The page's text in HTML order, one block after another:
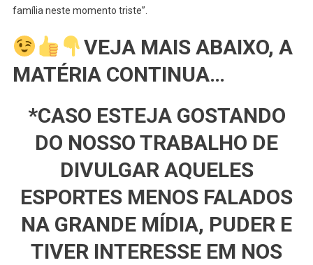
família neste momento triste”.
VEJA MAIS ABAIXO, A
MATÉRIA CONTINUA…
*CASO ESTEJA GOSTANDO
DO NOSSO TRABALHO DE
DIVULGAR AQUELES
ESPORTES MENOS FALADOS
NA GRANDE MÍDIA, PUDER E
TIVER INTERESSE EM NOS